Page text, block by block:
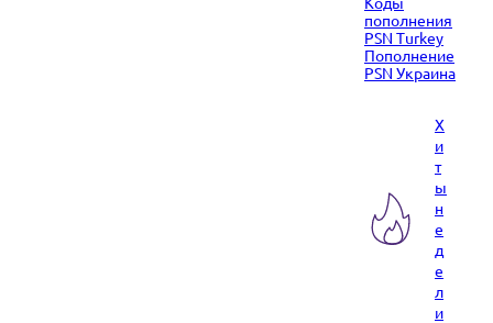
пополнения
PSN Turkey
Пополнение
PSN Украина
Х
и
т
ы
н
е
д
е
л
и